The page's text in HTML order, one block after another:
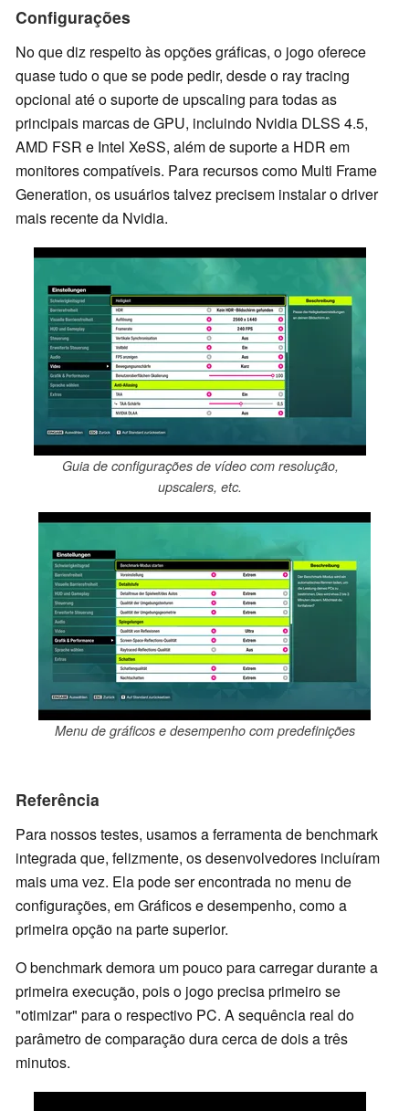
Configurações
No que diz respeito às opções gráficas, o jogo oferece
quase tudo o que se pode pedir, desde o ray tracing
opcional até o suporte de upscaling para todas as
principais marcas de GPU, incluindo Nvidia DLSS 4.5,
AMD FSR e Intel XeSS, além de suporte a HDR em
monitores compatíveis. Para recursos como Multi Frame
Generation, os usuários talvez precisem instalar o driver
mais recente da Nvidia.
Guia de configurações de vídeo com resolução,
upscalers, etc.
Menu de gráficos e desempenho com predefinições
Referência
Para nossos testes, usamos a ferramenta de benchmark
integrada que, felizmente, os desenvolvedores incluíram
mais uma vez. Ela pode ser encontrada no menu de
configurações, em Gráficos e desempenho, como a
primeira opção na parte superior.
O benchmark demora um pouco para carregar durante a
primeira execução, pois o jogo precisa primeiro se
"otimizar" para o respectivo PC. A sequência real do
parâmetro de comparação dura cerca de dois a três
minutos.